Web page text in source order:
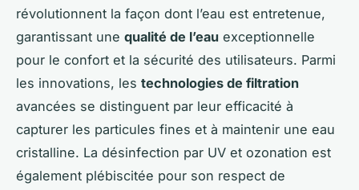
révolutionnent la façon dont l’eau est entretenue,
garantissant une qualité de l’eau exceptionnelle
pour le confort et la sécurité des utilisateurs. Parmi
les innovations, les technologies de filtration
avancées se distinguent par leur efficacité à
capturer les particules fines et à maintenir une eau
cristalline. La désinfection par UV et ozonation est
également plébiscitée pour son respect de